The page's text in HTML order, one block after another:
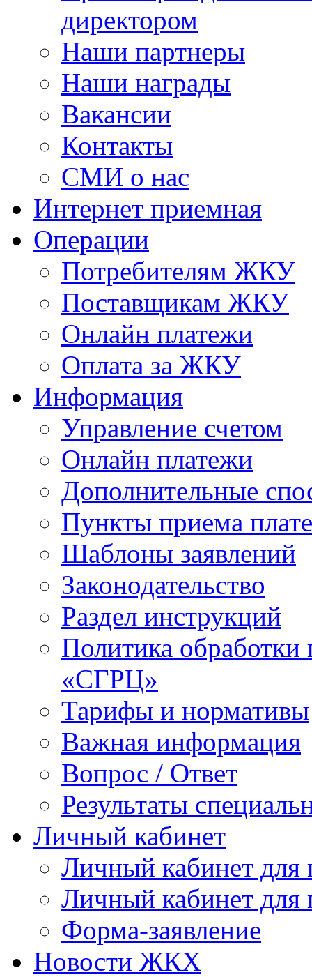
директором
Наши партнеры
Наши награды
Вакансии
Контакты
СМИ о нас
Интернет приемная
Операции
Потребителям ЖКУ
Поставщикам ЖКУ
Онлайн платежи
Оплата за ЖКУ
Информация
Управление счетом
Онлайн платежи
Дополнительные
Пункты приема
Шаблоны заявлений
Законодательство
Раздел инструкций
Политика
«СГРЦ»
Тарифы и нормативы
Важная информация
Вопрос / Ответ
Результаты
Личный кабинет
Личный кабинет
Личный кабинет
Форма-заявление
Новости ЖКХ